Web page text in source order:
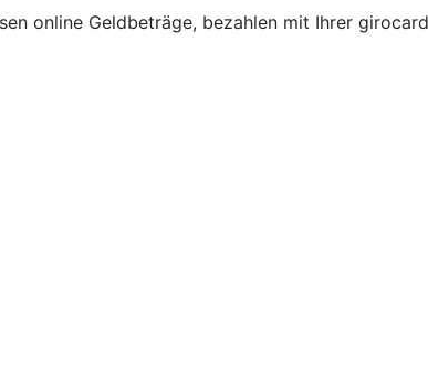
online Geldbeträge, bezahlen mit Ihrer